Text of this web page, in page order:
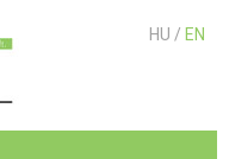
HU / EN